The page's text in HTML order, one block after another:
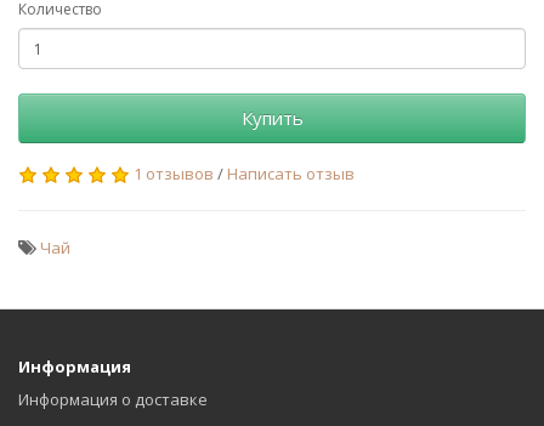
Количество
Купить
1 отзывов / Написать отзыв
Чай
Информация
Информация о доставке